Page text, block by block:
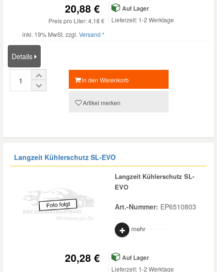
20,88 €
Preis pro Liter: 4,18 €
inkl. 19% MwSt. zzgl. Versand *
Auf Lager
Lieferzeit: 1-2 Werktage
Details
in den Warenkorb
Artikel merken
Langzeit Kühlerschutz SL-EVO
Langzeit Kühlerschutz SL-
EVO
Art.-Nummer: EP6510803
mehr
20,28 € Auf Lager
Lieferzeit: 1-2 Werktage